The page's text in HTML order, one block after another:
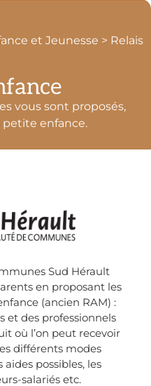
et Jeunesse > Relais
vous sont proposés,
petite enfance.
Sud Hérault
en proposant les
(ancien RAM) :
et des professionnels
où l’on peut recevoir
différents modes
aides possibles, les
salariés etc.